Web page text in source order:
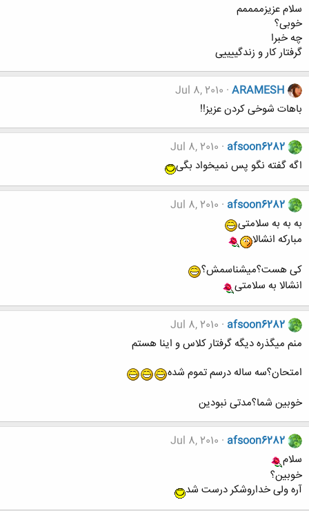
سلام عزیزممممم
خوبی؟
چه خبرا
گرفتار کار و زندگییییی
ARAMESH
Jul 8, 2010
باهات شوخی کردن عزیز!!
afsoon6282
Jul 8, 2010
اگه گفته نگو پس نمیخواد بگی
afsoon6282
Jul 8, 2010
به به به سلامتی
مبارکه انشالا
کی هست؟میشناسمش؟
انشالا به سلامتی
afsoon6282
Jul 8, 2010
منم میگذره دیگه گرفتار کلاس و اینا هستم
امتحان؟سه ساله درسم تموم شده
خوبین شما؟مدتی نبودین
afsoon6282
Jul 8, 2010
سلام
خوبین؟
آره ولی خداروشکر درست شد